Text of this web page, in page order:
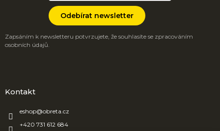
Odebírat newsletter
Zapsáním k newsletteru potvrzujete, že souhlasíte se zpracováním
osobních údajů.
Kontakt
eshop@obreta.cz
+420 731 612 684